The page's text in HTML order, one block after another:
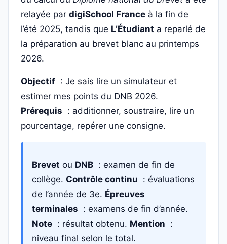
relayée par digiSchool France à la fin de
l’été 2025, tandis que L’Étudiant a reparlé de
la préparation au brevet blanc au printemps
2026.
Objectif : Je sais lire un simulateur et
estimer mes points du DNB 2026.
Prérequis : additionner, soustraire, lire un
pourcentage, repérer une consigne.
Brevet ou DNB : examen de fin de
collège. Contrôle continu : évaluations
de l’année de 3e. Épreuves
terminales : examens de fin d’année.
Note : résultat obtenu. Mention :
niveau final selon le total.